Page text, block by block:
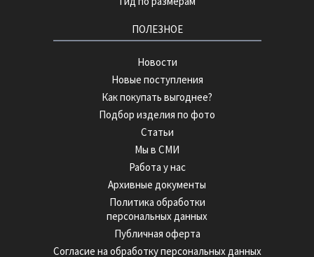
ПОЛЕЗНОЕ
Новости
Новые поступления
Как покупать выгоднее?
Подбор изделия по фото
Статьи
Мы в СМИ
Работа у нас
Архивные документы
Политика обработки
персональных данных
Публичная оферта
Согласие на обработку персональных данных